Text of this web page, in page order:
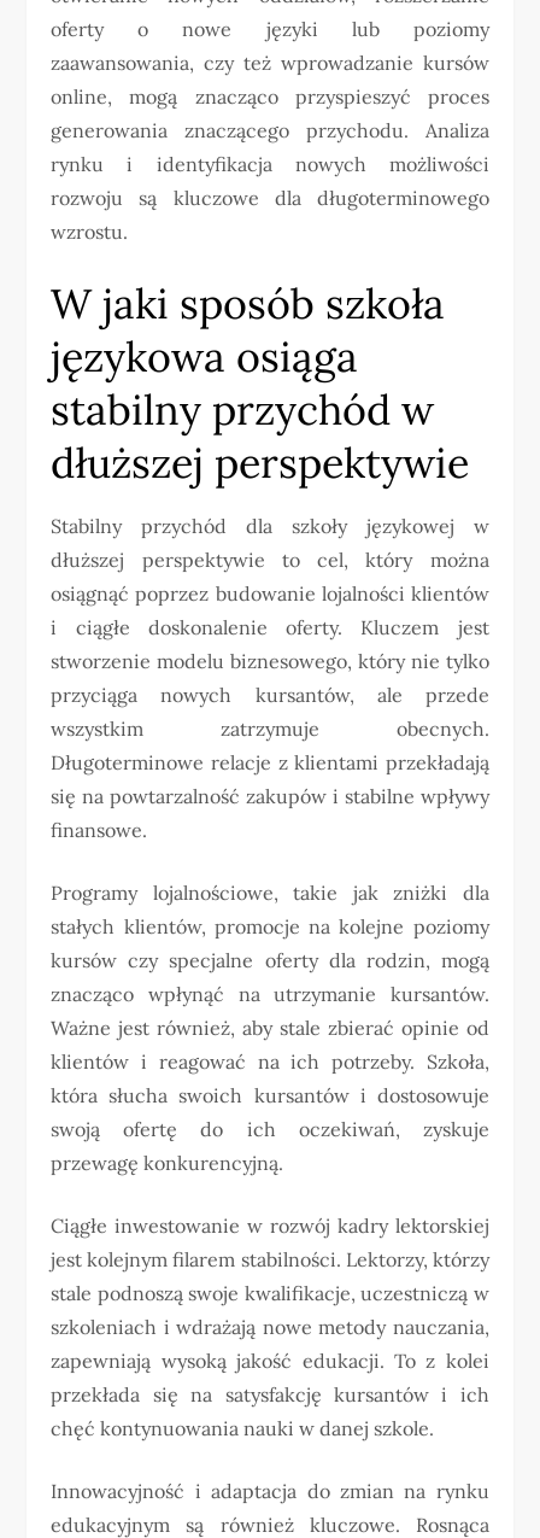
oferty o nowe języki lub poziomy
zaawansowania, czy też wprowadzanie kursów
online, mogą znacząco przyspieszyć proces
generowania znaczącego przychodu. Analiza
rynku i identyfikacja nowych możliwości
rozwoju są kluczowe dla długoterminowego
wzrostu.
W jaki sposób szkoła
językowa osiąga
stabilny przychód w
dłuższej perspektywie
Stabilny przychód dla szkoły językowej w
dłuższej perspektywie to cel, który można
osiągnąć poprzez budowanie lojalności klientów
i ciągłe doskonalenie oferty. Kluczem jest
stworzenie modelu biznesowego, który nie tylko
przyciąga nowych kursantów, ale przede
wszystkim zatrzymuje obecnych.
Długoterminowe relacje z klientami przekładają
się na powtarzalność zakupów i stabilne wpływy
finansowe.
Programy lojalnościowe, takie jak zniżki dla
stałych klientów, promocje na kolejne poziomy
kursów czy specjalne oferty dla rodzin, mogą
znacząco wpłynąć na utrzymanie kursantów.
Ważne jest również, aby stale zbierać opinie od
klientów i reagować na ich potrzeby. Szkoła,
która słucha swoich kursantów i dostosowuje
swoją ofertę do ich oczekiwań, zyskuje
przewagę konkurencyjną.
Ciągłe inwestowanie w rozwój kadry lektorskiej
jest kolejnym filarem stabilności. Lektorzy, którzy
stale podnoszą swoje kwalifikacje, uczestniczą w
szkoleniach i wdrażają nowe metody nauczania,
zapewniają wysoką jakość edukacji. To z kolei
przekłada się na satysfakcję kursantów i ich
chęć kontynuowania nauki w danej szkole.
Innowacyjność i adaptacja do zmian na rynku
edukacyjnym są również kluczowe. Rosnąca